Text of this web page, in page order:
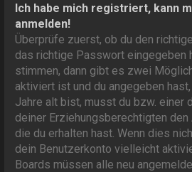
Ich habe mich registriert, kann
anmelden!
Überprüfe zuerst, ob du den
das richtige Passwort eingegeben
stimmen, dann gibt es zwei
aktiviert ist und du angegeben
Jahre alt bist, musst du bzw. einer
deiner Erziehungsberechtigten
die du erhalten hast. Wenn dies
dein Benutzerkonto vielleicht
Boards müssen alle neu